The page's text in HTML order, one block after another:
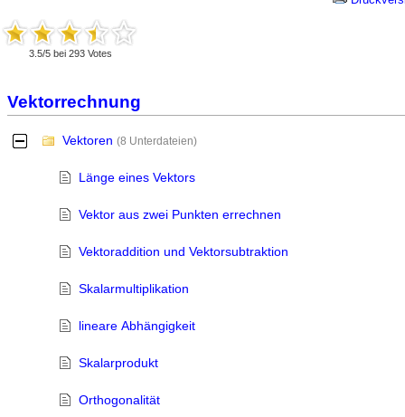
3.5/5 bei 293 Votes
Vektorrechnung
- Vektoren (8 Unterdateien)
Länge eines Vektors
Vektor aus zwei Punkten errechnen
Vektoraddition und Vektorsubtraktion
Skalarmultiplikation
lineare Abhängigkeit
Skalarprodukt
Orthogonalität